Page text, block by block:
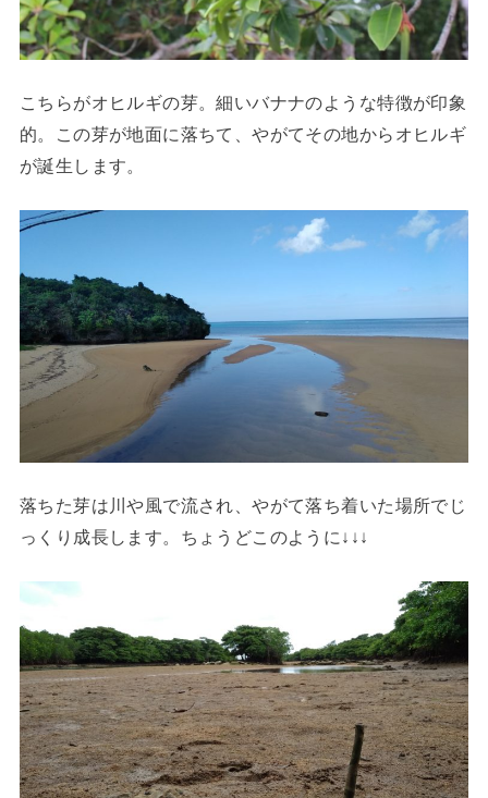
こちらがオヒルギの芽。細いバナナのような特徴が印象
的。この芽が地面に落ちて、やがてその地からオヒルギ
が誕生します。
落ちた芽は川や風で流され、やがて落ち着いた場所でじ
っくり成長します。ちょうどこのように↓↓↓